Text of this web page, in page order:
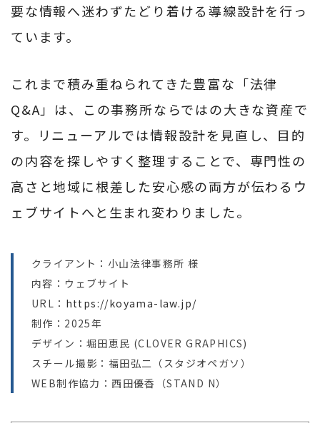
要な情報へ迷わずたどり着ける導線設計を行っ
ています。
これまで積み重ねられてきた豊富な「法律
Q&A」は、この事務所ならではの大きな資産で
す。リニューアルでは情報設計を見直し、目的
の内容を探しやすく整理することで、専門性の
高さと地域に根差した安心感の両方が伝わるウ
ェブサイトへと生まれ変わりました。
クライアント：小山法律事務所 様
内容：ウェブサイト
URL： https://koyama-law.jp/
制作：2025年
デザイン：堀田恵民 (CLOVER GRAPHICS)
スチール撮影：福田弘二（スタジオペガソ）
WEB制作協力：西田優香（STAND N）